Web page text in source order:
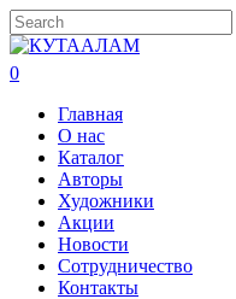
Skip
to
main
content
Close
Search
search
0
Главная
О нас
Каталог
Авторы
Художники
Акции
Новости
Сотрудничество
Контакты